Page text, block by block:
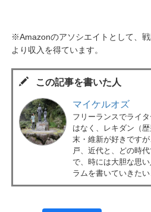
※Amazonのアソシエイトとして、
より収入を得ています。
この記事を書いた人
マイケルオズ
フリーランスでライ
はなく、レキダン（
末・維新が好きです
戸、近代と、どの時
で、時には大胆な思
ラムを書いていきたい